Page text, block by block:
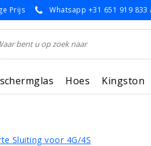
Prijs Whatsapp +31 651 919 833
Hoes Kingston
Sluiting voor 4G/4S